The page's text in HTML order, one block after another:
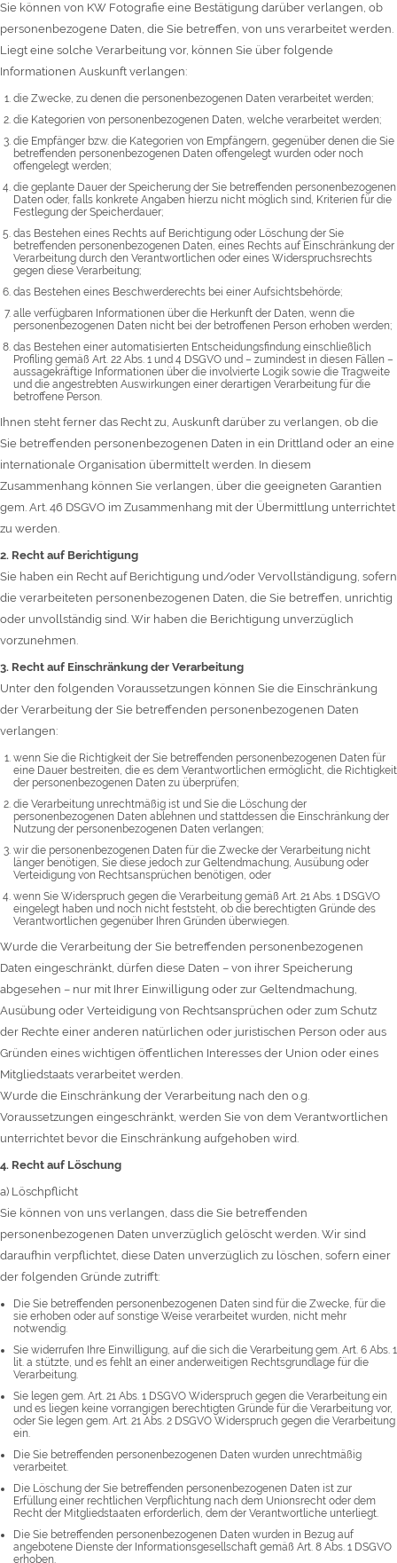
Sie können von KW Fotografie eine Bestätigung darüber verlangen, ob
personenbezogene Daten, die Sie betreffen, von uns verarbeitet werden.
Liegt eine solche Verarbeitung vor, können Sie über folgende
Informationen Auskunft verlangen:
die Zwecke, zu denen die personenbezogenen Daten verarbeitet werden;
die Kategorien von personenbezogenen Daten, welche verarbeitet werden;
die Empfänger bzw. die Kategorien von Empfängern, gegenüber denen die Sie
betreffenden personenbezogenen Daten offengelegt wurden oder noch
offengelegt werden;
die geplante Dauer der Speicherung der Sie betreffenden personenbezogenen
Daten oder, falls konkrete Angaben hierzu nicht möglich sind, Kriterien für die
Festlegung der Speicherdauer;
das Bestehen eines Rechts auf Berichtigung oder Löschung der Sie
betreffenden personenbezogenen Daten, eines Rechts auf Einschränkung der
Verarbeitung durch den Verantwortlichen oder eines Widerspruchsrechts
gegen diese Verarbeitung;
das Bestehen eines Beschwerderechts bei einer Aufsichtsbehörde;
alle verfügbaren Informationen über die Herkunft der Daten, wenn die
personenbezogenen Daten nicht bei der betroffenen Person erhoben werden;
das Bestehen einer automatisierten Entscheidungsfindung einschließlich
Profiling gemäß Art. 22 Abs. 1 und 4 DSGVO und – zumindest in diesen Fällen –
aussagekräftige Informationen über die involvierte Logik sowie die Tragweite
und die angestrebten Auswirkungen einer derartigen Verarbeitung für die
betroffene Person.
Ihnen steht ferner das Recht zu, Auskunft darüber zu verlangen, ob die
Sie betreffenden personenbezogenen Daten in ein Drittland oder an eine
internationale Organisation übermittelt werden. In diesem
Zusammenhang können Sie verlangen, über die geeigneten Garantien
gem. Art. 46 DSGVO im Zusammenhang mit der Übermittlung unterrichtet
zu werden.
2. Recht auf Berichtigung
Sie haben ein Recht auf Berichtigung und/oder Vervollständigung, sofern
die verarbeiteten personenbezogenen Daten, die Sie betreffen, unrichtig
oder unvollständig sind. Wir haben die Berichtigung unverzüglich
vorzunehmen.
3. Recht auf Einschränkung der Verarbeitung
Unter den folgenden Voraussetzungen können Sie die Einschränkung
der Verarbeitung der Sie betreffenden personenbezogenen Daten
verlangen:
wenn Sie die Richtigkeit der Sie betreffenden personenbezogenen Daten für
eine Dauer bestreiten, die es dem Verantwortlichen ermöglicht, die Richtigkeit
der personenbezogenen Daten zu überprüfen;
die Verarbeitung unrechtmäßig ist und Sie die Löschung der
personenbezogenen Daten ablehnen und stattdessen die Einschränkung der
Nutzung der personenbezogenen Daten verlangen;
wir die personenbezogenen Daten für die Zwecke der Verarbeitung nicht
länger benötigen, Sie diese jedoch zur Geltendmachung, Ausübung oder
Verteidigung von Rechtsansprüchen benötigen, oder
wenn Sie Widerspruch gegen die Verarbeitung gemäß Art. 21 Abs. 1 DSGVO
eingelegt haben und noch nicht feststeht, ob die berechtigten Gründe des
Verantwortlichen gegenüber Ihren Gründen überwiegen.
Wurde die Verarbeitung der Sie betreffenden personenbezogenen
Daten eingeschränkt, dürfen diese Daten – von ihrer Speicherung
abgesehen – nur mit Ihrer Einwilligung oder zur Geltendmachung,
Ausübung oder Verteidigung von Rechtsansprüchen oder zum Schutz
der Rechte einer anderen natürlichen oder juristischen Person oder aus
Gründen eines wichtigen öffentlichen Interesses der Union oder eines
Mitgliedstaats verarbeitet werden.
Wurde die Einschränkung der Verarbeitung nach den o.g.
Voraussetzungen eingeschränkt, werden Sie von dem Verantwortlichen
unterrichtet bevor die Einschränkung aufgehoben wird.
4. Recht auf Löschung
a) Löschpflicht
Sie können von uns verlangen, dass die Sie betreffenden
personenbezogenen Daten unverzüglich gelöscht werden. Wir sind
daraufhin verpflichtet, diese Daten unverzüglich zu löschen, sofern einer
der folgenden Gründe zutrifft:
Die Sie betreffenden personenbezogenen Daten sind für die Zwecke, für die
sie erhoben oder auf sonstige Weise verarbeitet wurden, nicht mehr
notwendig.
Sie widerrufen Ihre Einwilligung, auf die sich die Verarbeitung gem. Art. 6 Abs. 1
lit. a stützte, und es fehlt an einer anderweitigen Rechtsgrundlage für die
Verarbeitung.
Sie legen gem. Art. 21 Abs. 1 DSGVO Widerspruch gegen die Verarbeitung ein
und es liegen keine vorrangigen berechtigten Gründe für die Verarbeitung vor,
oder Sie legen gem. Art. 21 Abs. 2 DSGVO Widerspruch gegen die Verarbeitung
ein.
Die Sie betreffenden personenbezogenen Daten wurden unrechtmäßig
verarbeitet.
Die Löschung der Sie betreffenden personenbezogenen Daten ist zur
Erfüllung einer rechtlichen Verpflichtung nach dem Unionsrecht oder dem
Recht der Mitgliedstaaten erforderlich, dem der Verantwortliche unterliegt.
Die Sie betreffenden personenbezogenen Daten wurden in Bezug auf
angebotene Dienste der Informationsgesellschaft gemäß Art. 8 Abs. 1 DSGVO
erhoben.